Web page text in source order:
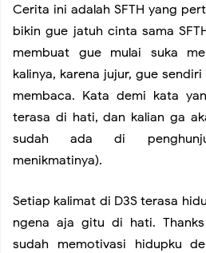
Cerita ini adalah SFTH yang
bikin gue jatuh cinta sama
membuat gue mulai suka
kalinya, karena jujur, gue
membaca. Kata demi kata
terasa di hati, dan kalian ga
sudah ada di
menikmatinya).
Setiap kalimat di D3S terasa
ngena aja gitu di hati.
sudah memotivasi hidupku